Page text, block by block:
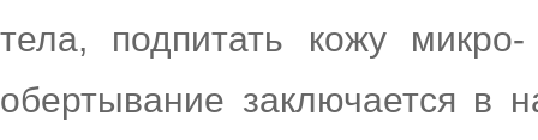
тела, подпитать кожу
обертывание заключается в